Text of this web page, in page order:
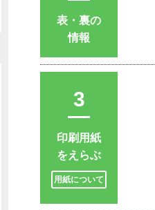
表・裏の
情報
3
印刷用紙
をえらぶ
用紙について